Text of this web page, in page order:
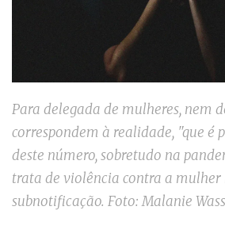
Para delegada de mulheres, nem
correspondem à realidade, "que é
deste número, sobretudo na
trata de violência contra a
subnotificação. Foto: Malanie